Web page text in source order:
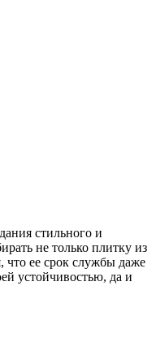
стильного и
не только плитку из
что ее срок службы даже
устойчивостью, да и